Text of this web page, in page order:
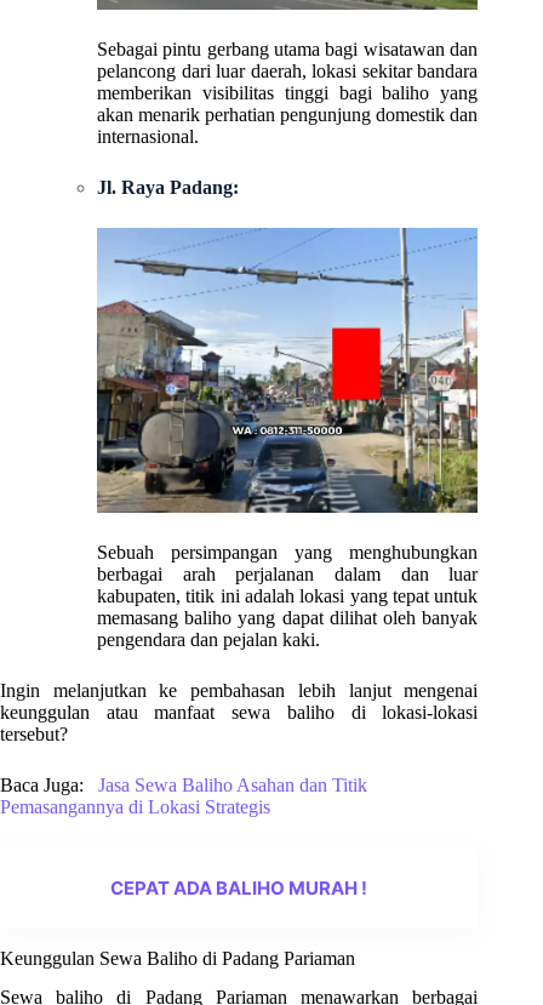
Sebagai pintu gerbang utama bagi wisatawan dan
pelancong dari luar daerah, lokasi sekitar bandara
memberikan visibilitas tinggi bagi baliho yang
akan menarik perhatian pengunjung domestik dan
internasional.
Jl. Raya Padang:
Sebuah persimpangan yang menghubungkan
berbagai arah perjalanan dalam dan luar
kabupaten, titik ini adalah lokasi yang tepat untuk
memasang baliho yang dapat dilihat oleh banyak
pengendara dan pejalan kaki.
Ingin melanjutkan ke pembahasan lebih lanjut mengenai
keunggulan atau manfaat sewa baliho di lokasi-lokasi
tersebut?
Baca Juga: Jasa Sewa Baliho Asahan dan Titik
Pemasangannya di Lokasi Strategis
CEPAT ADA BALIHO MURAH !
Keunggulan Sewa Baliho di Padang Pariaman
Sewa baliho di Padang Pariaman menawarkan berbagai